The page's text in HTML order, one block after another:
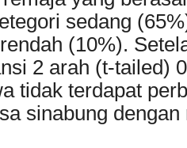
sedang
(10%).
2 arah (t-tailed)
tidak terdapat
sinabung